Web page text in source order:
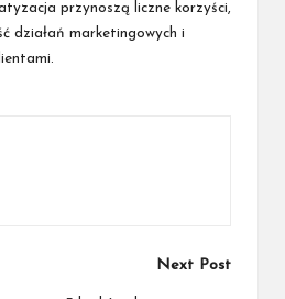
przynoszą liczne korzyści,
działań marketingowych i
Next Post